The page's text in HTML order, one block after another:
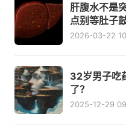
肝腹水不是
点别等肚子
2026-03-22
32岁男子吃
了？
2025-12-29